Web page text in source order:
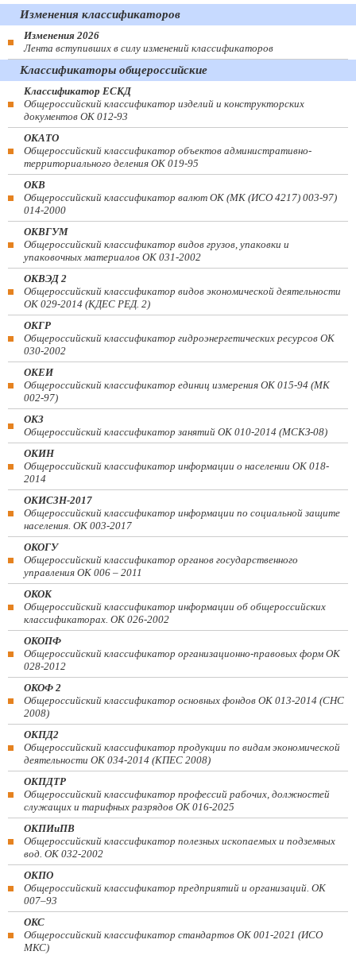
Изменения классификаторов
Изменения 2026
Лента вступивших в силу изменений классификаторов
Классификаторы общероссийские
Классификатор ЕСКД
Общероссийский классификатор изделий и конструкторских
документов ОК 012-93
ОКАТО
Общероссийский классификатор объектов административно-
территориального деления ОК 019-95
ОКВ
Общероссийский классификатор валют ОК (МК (ИСО 4217) 003-97)
014-2000
ОКВГУМ
Общероссийский классификатор видов грузов, упаковки и
упаковочных материалов ОК 031-2002
ОКВЭД 2
Общероссийский классификатор видов экономической деятельности
ОК 029-2014 (КДЕС РЕД. 2)
ОКГР
Общероссийский классификатор гидроэнергетических ресурсов ОК
030-2002
ОКЕИ
Общероссийский классификатор единиц измерения ОК 015-94 (МК
002-97)
ОКЗ
Общероссийский классификатор занятий ОК 010-2014 (МСКЗ-08)
ОКИН
Общероссийский классификатор информации о населении ОК 018-
2014
ОКИСЗН-2017
Общероссийский классификатор информации по социальной защите
населения. ОК 003-2017
ОКОГУ
Общероссийский классификатор органов государственного
управления ОК 006 – 2011
ОКОК
Общероссийский классификатор информации об общероссийских
классификаторах. ОК 026-2002
ОКОПФ
Общероссийский классификатор организационно-правовых форм ОК
028-2012
ОКОФ 2
Общероссийский классификатор основных фондов ОК 013-2014 (СНС
2008)
ОКПД2
Общероссийский классификатор продукции по видам экономической
деятельности ОК 034-2014 (КПЕС 2008)
ОКПДТР
Общероссийский классификатор профессий рабочих, должностей
служащих и тарифных разрядов ОК 016-2025
ОКПИиПВ
Общероссийский классификатор полезных ископаемых и подземных
вод. ОК 032-2002
ОКПО
Общероссийский классификатор предприятий и организаций. ОК
007–93
ОКС
Общероссийский классификатор стандартов ОК 001-2021 (ИСО
МКС)